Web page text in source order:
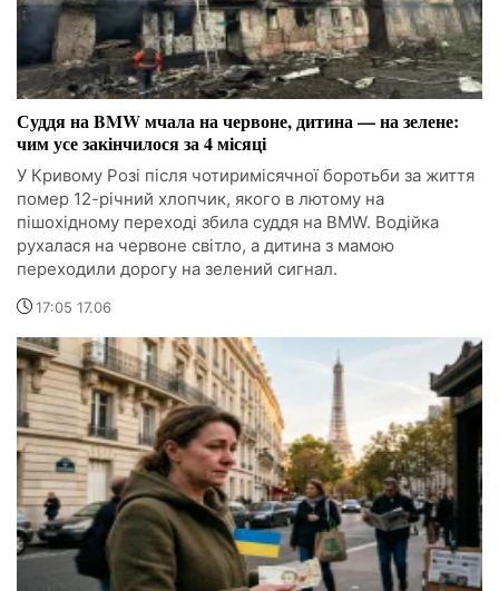
Суддя на BMW мчала на червоне, дитина — на зелене:
чим усе закінчилося за 4 місяці
У Кривому Розі після чотиримісячної боротьби за життя
помер 12-річний хлопчик, якого в лютому на
пішохідному переході збила суддя на BMW. Водійка
рухалася на червоне світло, а дитина з мамою
переходили дорогу на зелений сигнал.
17:05 17.06